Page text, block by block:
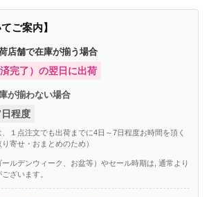
ご案内】
店舗で在庫が揃う場合
完了）の翌日に出荷
が揃わない場合
程度
１点注文でも出荷までに4日～7日程度お時間を頂く
寄せ・おまとめのため）
ルデンウィーク、お盆等）やセール時期は, 通常より
ざいます。